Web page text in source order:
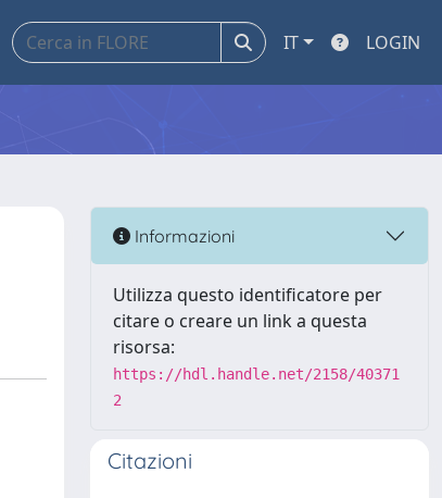
IT LOGIN
Informazioni
Utilizza questo identificatore per
citare o creare un link a questa
risorsa:
https://hdl.handle.net/2158/40371
2
Citazioni